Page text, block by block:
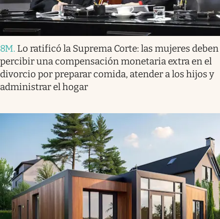
8M. Lo ratificó la Suprema Corte: las mujeres deben
percibir una compensación monetaria extra en el
divorcio por preparar comida, atender a los hijos y
administrar el hogar